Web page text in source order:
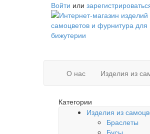
Войти или
О нас
Изделия из
Категории
Изделия из
Браслеты
Бусы